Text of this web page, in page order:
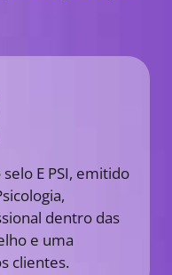
E PSI, emitido
dentro das
e uma
clientes.